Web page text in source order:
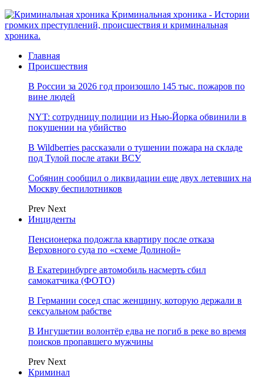
Криминальная хроника - Истории
громких преступлений, происшествия и криминальная
хроника.
Главная
Происшествия
В России за 2026 год произошло 145 тыс. пожаров по
вине людей
NYT: сотрудницу полиции из Нью-Йорка обвинили в
покушении на убийство
В Wildberries рассказали о тушении пожара на складе
под Тулой после атаки ВСУ
Собянин сообщил о ликвидации еще двух летевших на
Москву беспилотников
Prev Next
Инциденты
Пенсионерка подожгла квартиру после отказа
Верховного суда по «схеме Долиной»
В Екатеринбурге автомобиль насмерть сбил
самокатчика (ФОТО)
В Германии сосед спас женщину, которую держали в
сексуальном рабстве
В Ингушетии волонтёр едва не погиб в реке во время
поисков пропавшего мужчины
Prev Next
Криминал